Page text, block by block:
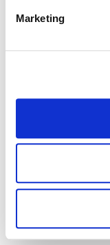
Marketing